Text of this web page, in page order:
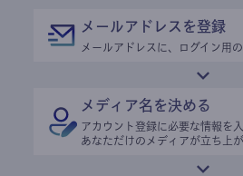
メールアドレスを登録
メールアドレスに、ログイン用
メディア名を決める
アカウント登録に必要な情報を入
あなただけのメディアが立ち上が